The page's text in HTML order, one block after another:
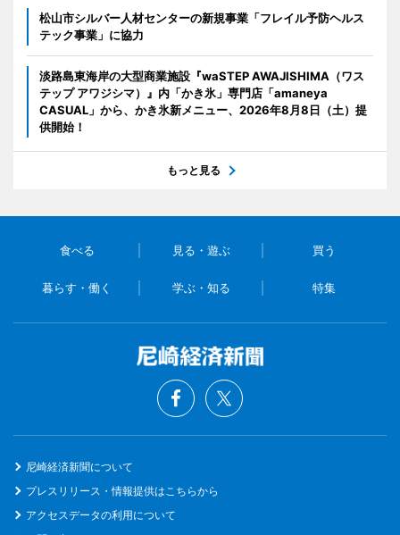
松山市シルバー人材センターの新規事業「フレイル予防ヘルス
テック事業」に協力
淡路島東海岸の大型商業施設『waSTEP AWAJISHIMA（ワス
テップ アワジシマ）』内「かき氷」専門店「amaneya
CASUAL」から、かき氷新メニュー、2026年8月8日（土）提
供開始！
もっと見る
食べる 見る・遊ぶ 買う
暮らす・働く 学ぶ・知る 特集
尼崎経済新聞について
プレスリリース・情報提供はこちらから
アクセスデータの利用について